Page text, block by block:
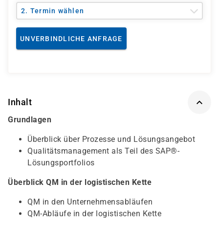
2. Termin wählen
UNVERBINDLICHE ANFRAGE
Inhalt
Grundlagen
Überblick über Prozesse und Lösungsangebot
Qualitätsmanagement als Teil des SAP®-
Lösungsportfolios
Überblick QM in der logistischen Kette
QM in den Unternehmensabläufen
QM-Abläufe in der logistischen Kette